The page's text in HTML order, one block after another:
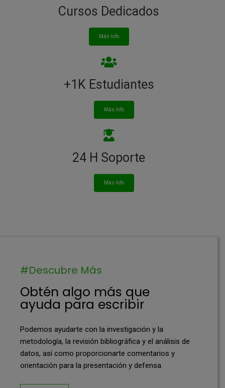
Cursos Dedicados
Más Info
+1K Estudiantes
Más Info
24 H Soporte
Más Info
#Descubre Más
Obtén algo más que
ayuda para escribir
Podemos ayudarte con la investigación y la
metodología, la revisión bibliográfica y el análisis de
datos, así como proporcionarte comentarios y
orientación para la presentación y defensa.